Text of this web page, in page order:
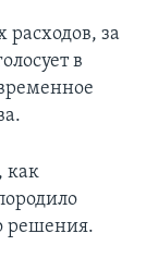
за
в
как
решения.